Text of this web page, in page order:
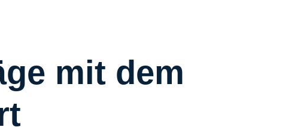
mit dem